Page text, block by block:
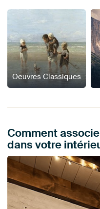
Oeuvres Classiques
Comment
dans votre